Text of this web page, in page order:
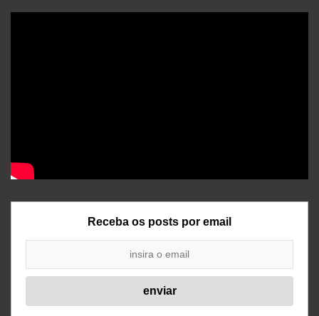
Receba os posts por email